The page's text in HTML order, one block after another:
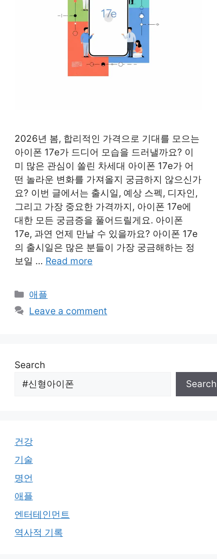
2026년 봄, 합리적인 가격으로 기대를 모으는
아이폰 17e가 드디어 모습을 드러낼까요? 이
미 많은 관심이 쏠린 차세대 아이폰 17e가 어
떤 놀라운 변화를 가져올지 궁금하지 않으신가
요? 이번 글에서는 출시일, 예상 스펙, 디자인,
그리고 가장 중요한 가격까지, 아이폰 17e에
대한 모든 궁금증을 풀어드릴게요. 아이폰
17e, 과연 언제 만날 수 있을까요? 아이폰 17e
의 출시일은 많은 분들이 가장 궁금해하는 정
보일 … Read more
Categories
애플
Leave a comment
Search
Search
건강
기술
명언
애플
엔터테인먼트
역사적 기록